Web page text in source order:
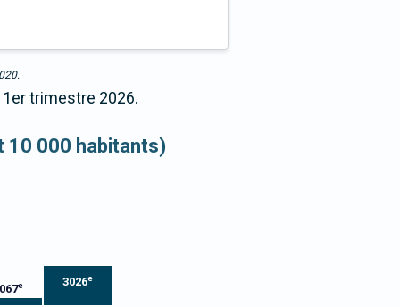
trimestre 2026.
10 000 habitants)
e 3026e